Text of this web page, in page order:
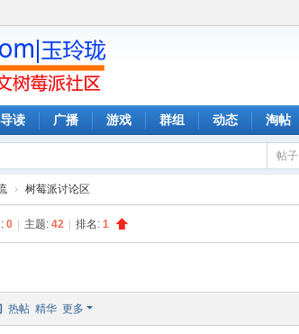
导读 广播 游戏 群组 动态 淘帖
帖子
› 树莓派讨论区
0 主题: 42 排名: 1
热帖 精华 更多